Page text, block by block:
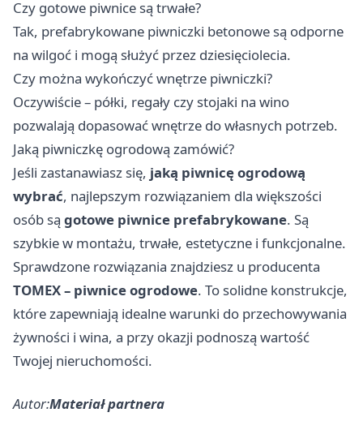
Czy gotowe piwnice są trwałe?
Tak, prefabrykowane piwniczki betonowe są odporne
na wilgoć i mogą służyć przez dziesięciolecia.
Czy można wykończyć wnętrze piwniczki?
Oczywiście – półki, regały czy stojaki na wino
pozwalają dopasować wnętrze do własnych potrzeb.
Jaką piwniczkę ogrodową zamówić?
Jeśli zastanawiasz się, jaką piwnicę ogrodową
wybrać, najlepszym rozwiązaniem dla większości
osób są gotowe piwnice prefabrykowane. Są
szybkie w montażu, trwałe, estetyczne i funkcjonalne.
Sprawdzone rozwiązania znajdziesz u producenta
TOMEX – piwnice ogrodowe. To solidne konstrukcje,
które zapewniają idealne warunki do przechowywania
żywności i wina, a przy okazji podnoszą wartość
Twojej nieruchomości.
Autor:Materiał partnera